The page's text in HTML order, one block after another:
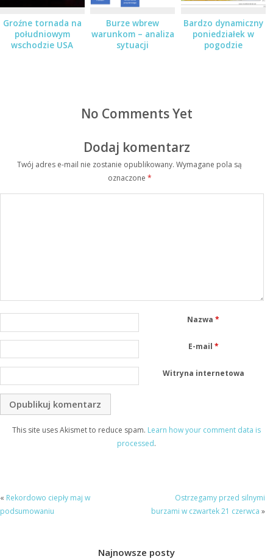
Groźne tornada na
południowym
wschodzie USA
Burze wbrew
warunkom – analiza
sytuacji
Bardzo dynamiczny
poniedziałek w
pogodzie
No Comments Yet
Dodaj komentarz
Twój adres e-mail nie zostanie opublikowany. Wymagane pola są
oznaczone *
Nazwa*
E-mail *
Witryna internetowa
This site uses Akismet to reduce spam. Learn how your comment data is
processed.
« Rekordowo ciepły maj w
podsumowaniu
Ostrzegamy przed silnymi
burzami w czwartek 21 czerwca »
Najnowsze posty